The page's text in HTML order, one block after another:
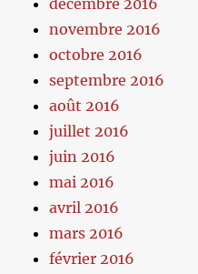
décembre 2016
novembre 2016
octobre 2016
septembre 2016
août 2016
juillet 2016
juin 2016
mai 2016
avril 2016
mars 2016
février 2016